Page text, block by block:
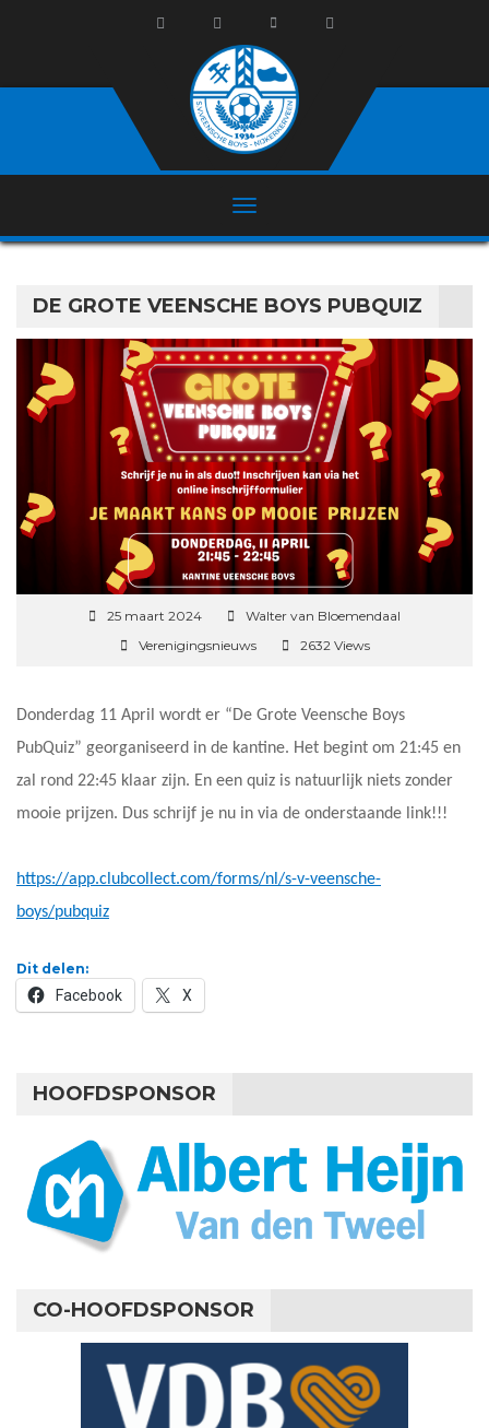
DE GROTE VEENSCHE BOYS PUBQUIZ
25 maart 2024
Walter van Bloemendaal
Verenigingsnieuws
2632 Views
Donderdag 11 April wordt er “De Grote Veensche Boys
PubQuiz” georganiseerd in de kantine. Het begint om 21:45 en
zal rond 22:45 klaar zijn. En een quiz is natuurlijk niets zonder
mooie prijzen. Dus schrijf je nu in via de onderstaande link!!!
https://app.clubcollect.com/forms/nl/s-v-veensche-
boys/pubquiz
Dit delen:
Facebook X
HOOFDSPONSOR
CO-HOOFDSPONSOR